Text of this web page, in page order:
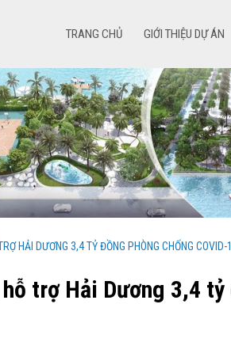
TRANG CHỦ GIỚI THIỆU DỰ ÁN
HẢI DƯƠNG 3,4 TỶ ĐỒNG PHÒNG CHỐNG COVID-
trợ Hải Dương 3,4